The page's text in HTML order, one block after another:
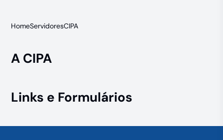
HomeServidoresCIPA
A CIPA
Links e Formulários